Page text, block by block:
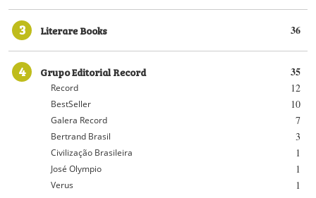
3 36
Literare Books
4 35
Grupo Editorial Record
12
Record
10
BestSeller
7
Galera Record
3
Bertrand Brasil
1
Civilização Brasileira
1
José Olympio
1
Verus